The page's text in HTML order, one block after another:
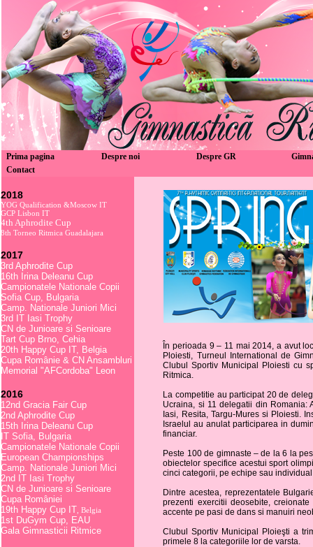
Prima pagina Despre noi Despre GR
Contact
2018
YOG Qualification &Moscow IT
GCP Lisbon IT
4th Aphrodite Cup
8th Torneo Ritmica Guadalajara
2017
3rd Aphrodite Cup
16th Irina Deleanu Cup
Campionatele Nationale Copii
Sofia Cup, Bulgaria
Camp. Nationale Juniori Mici
3rd IT Iasi Trophy
CN de Junioare si Senioare
Tart Cup Brno, Cehia
20th Happy Cup IT, Belgia
Cupa Românie & CN Ansambluri
Memorial "AFCordoba" Leon
2016
12nd Gracia Fair Cup
2nd Aphrodite Cup
15th Irina Deleanu Cup
IT Sofia, Bulgaria
Campionatele Nationale Copii
European Championships
Camp. Nationale Juniori Mici
2nd IT Iasi Trophy
CN de Junioare si Senioare
Cupa României
19th Happy Cup IT , Belgia
1st DuGym Cup, EAU
Gala Gimnasticii Ritmice
În perioada 9 – 11 mai 2014, a avut
Ploiesti, Turneul International de
Clubul Sportiv Municipal Ploiesti cu
Ritmica.
La competitie au participat 20 de
Ucraina, si 11 delegatii din Romania:
Iasi, Resita, Targu-Mures si Ploiesti.
Israelul au anulat participarea in
financiar.
Peste 100 de gimnaste – de la 6 la
obiectelor specifice acestui sport
cinci categorii, pe echipe sau
Dintre acestea, reprezentatele
prezenti exercitii deosebite,
accente pe pasi de dans si manuiri
Clubul Sportiv Municipal Ploieşti a
primele 8 la categoriile lor de varsta.